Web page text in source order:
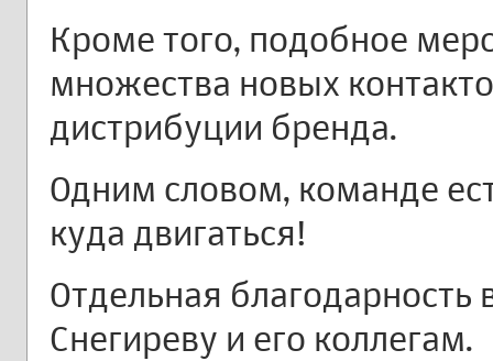
Кроме того, подобное
множества новых
дистрибуции бренда.
Одним словом, команде
куда двигаться!
Отдельная
Снегиреву и его коллегам.